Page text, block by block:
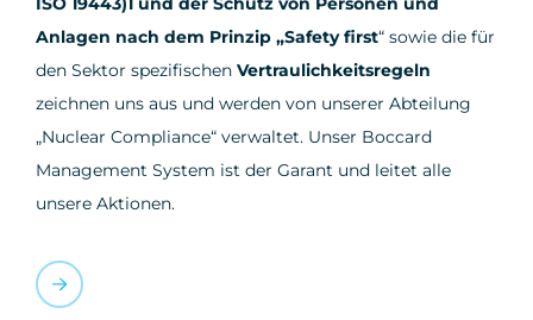
Anlagen nach dem Prinzip „Safety first“ sowie die für
den Sektor spezifischen Vertraulichkeitsregeln
zeichnen uns aus und werden von unserer Abteilung
„Nuclear Compliance“ verwaltet. Unser Boccard
Management System ist der Garant und leitet alle
unsere Aktionen.